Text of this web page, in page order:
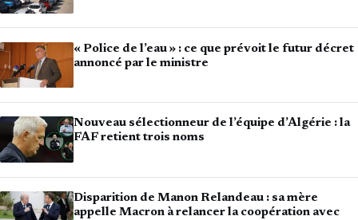
« Police de l’eau » : ce que prévoit le futur décret
annoncé par le ministre
Nouveau sélectionneur de l’équipe d’Algérie : la
FAF retient trois noms
Disparition de Manon Relandeau : sa mère
appelle Macron à relancer la coopération avec